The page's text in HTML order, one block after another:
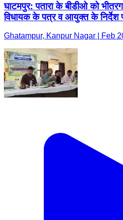
घाटमपुर: पतारा के बीडीओ को
विधायक के पत्र व आयुक्त के निर्देश
Ghatampur, Kanpur Nagar | Feb